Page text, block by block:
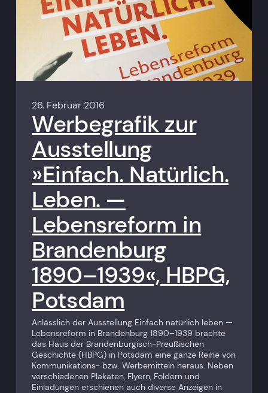
26. Februar 2016
Werbegrafik zur
Ausstellung
»Einfach. Natürlich.
Leben. —
Lebensreform in
Brandenburg
1890–1939«, HBPG,
Potsdam
Anlässlich der Ausstellung Einfach natürlich leben —
Lebensreform in Brandenburg 1890–1939 brachte
das Haus der Brandenburgisch-Preußischen
Geschichte (HBPG) in Potsdam eine ganze Reihe von
Kommunikations- bzw. Werbemitteln heraus. Neben
verschiedenen Plakaten, Flyern, Foldern und
Einladungen erschienen auch diverse Anzeigen in